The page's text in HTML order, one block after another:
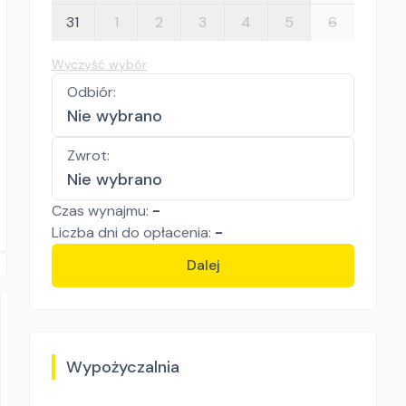
31
1 2 3 4 5 6
Wyczyść wybór
Odbiór:
Nie wybrano
Zwrot:
Nie wybrano
Czas wynajmu: -
Liczba dni do opłacenia: -
Dalej
Wypożyczalnia